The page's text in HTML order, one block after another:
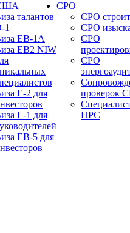
талантов
1
EB-1A
EB2 NIW
E-2 для
L-1 для
EB-5 для
СРО
СРО
СРО
СРО
СРО
проверок
НРС